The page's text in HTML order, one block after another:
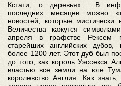
Кстати, о деревьях… В
последних месяцев можно
новостей, которые
Величества кажутся
апреля в графстве Рексем
старейших английских дубов,
более 1200 лет. Этот дуб был
до того, как король Уэссекса
властью все земли на юге
королевство Англия. Как